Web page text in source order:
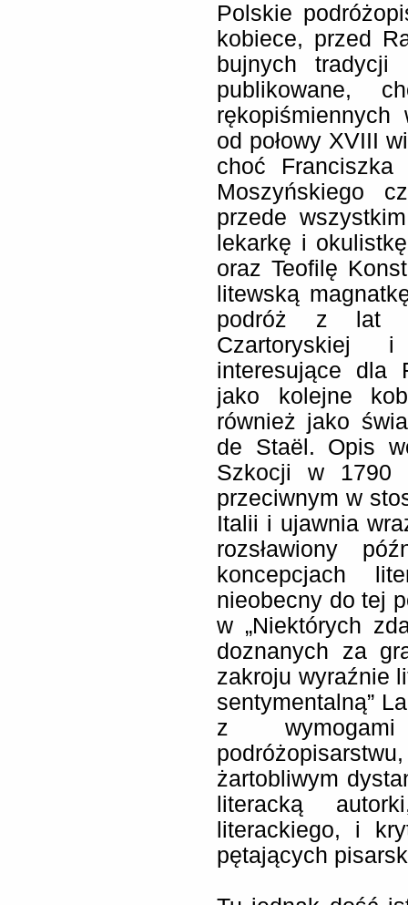
Polskie
kobiece, przed
bujnych tradycji
publikowane,
od połowy XVIII
choć Franciszka
Moszyńskiego
przede
lekarkę i
oraz Teofilę
litewską
podróż z lat
Czartoryskiej
interesujące dla
jako kolejne
również jako
de Staël. Opis
Szkocji w 1790
przeciwnym w
Italii i ujawnia
rozsławiony
koncepcjach
nieobecny do tej
w „Niektórych
doznanych za
zakroju wyraźnie
sentymentalną”
z wymogami
żartobliwym
literacką
literackiego, i
pętających